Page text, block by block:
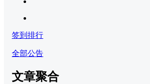
签到排行
全部公告
文章聚合